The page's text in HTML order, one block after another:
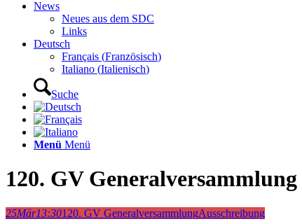
News
Neues aus dem SDC
Links
Deutsch
Français (Französisch)
Italiano (Italienisch)
Suche
Menü Menü
120. GV Generalversammlung
25Mär13:30120. GV GeneralversammlungAusschreibung